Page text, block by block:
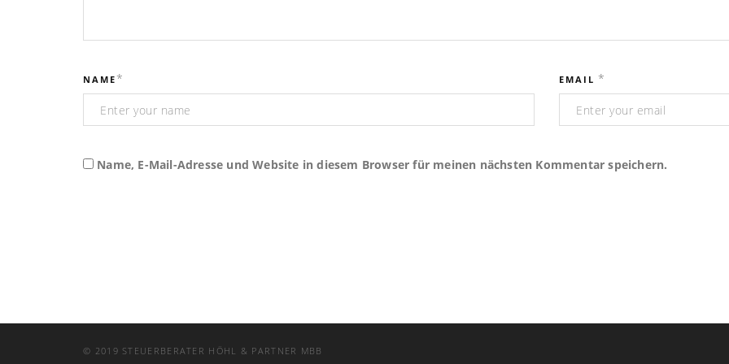
NAME* EMAIL *
Name, E-Mail-Adresse und Website in diesem Browser für meinen nächsten Kommentar speichern.
© 2019 STEUERBERATER HÖHL & PARTNER MBB